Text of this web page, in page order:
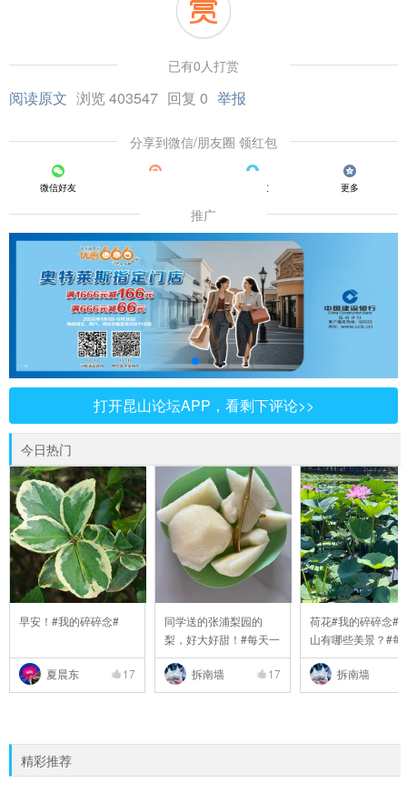
已有0人打赏
阅读原文 浏览 403547 回复 0 举报
分享到微信/朋友圈 领红包
微信好友 QQ好友 更多
推广
打开昆山论坛APP，看剩下评论>>
今日热门
早安！#我的碎碎念#
夏晨东 17
同学送的张浦梨园的
梨，好大好甜！#每天一
..
拆南墙
17
荷花#我的碎碎念
山有哪些美景？#每
拆南墙
精彩推荐